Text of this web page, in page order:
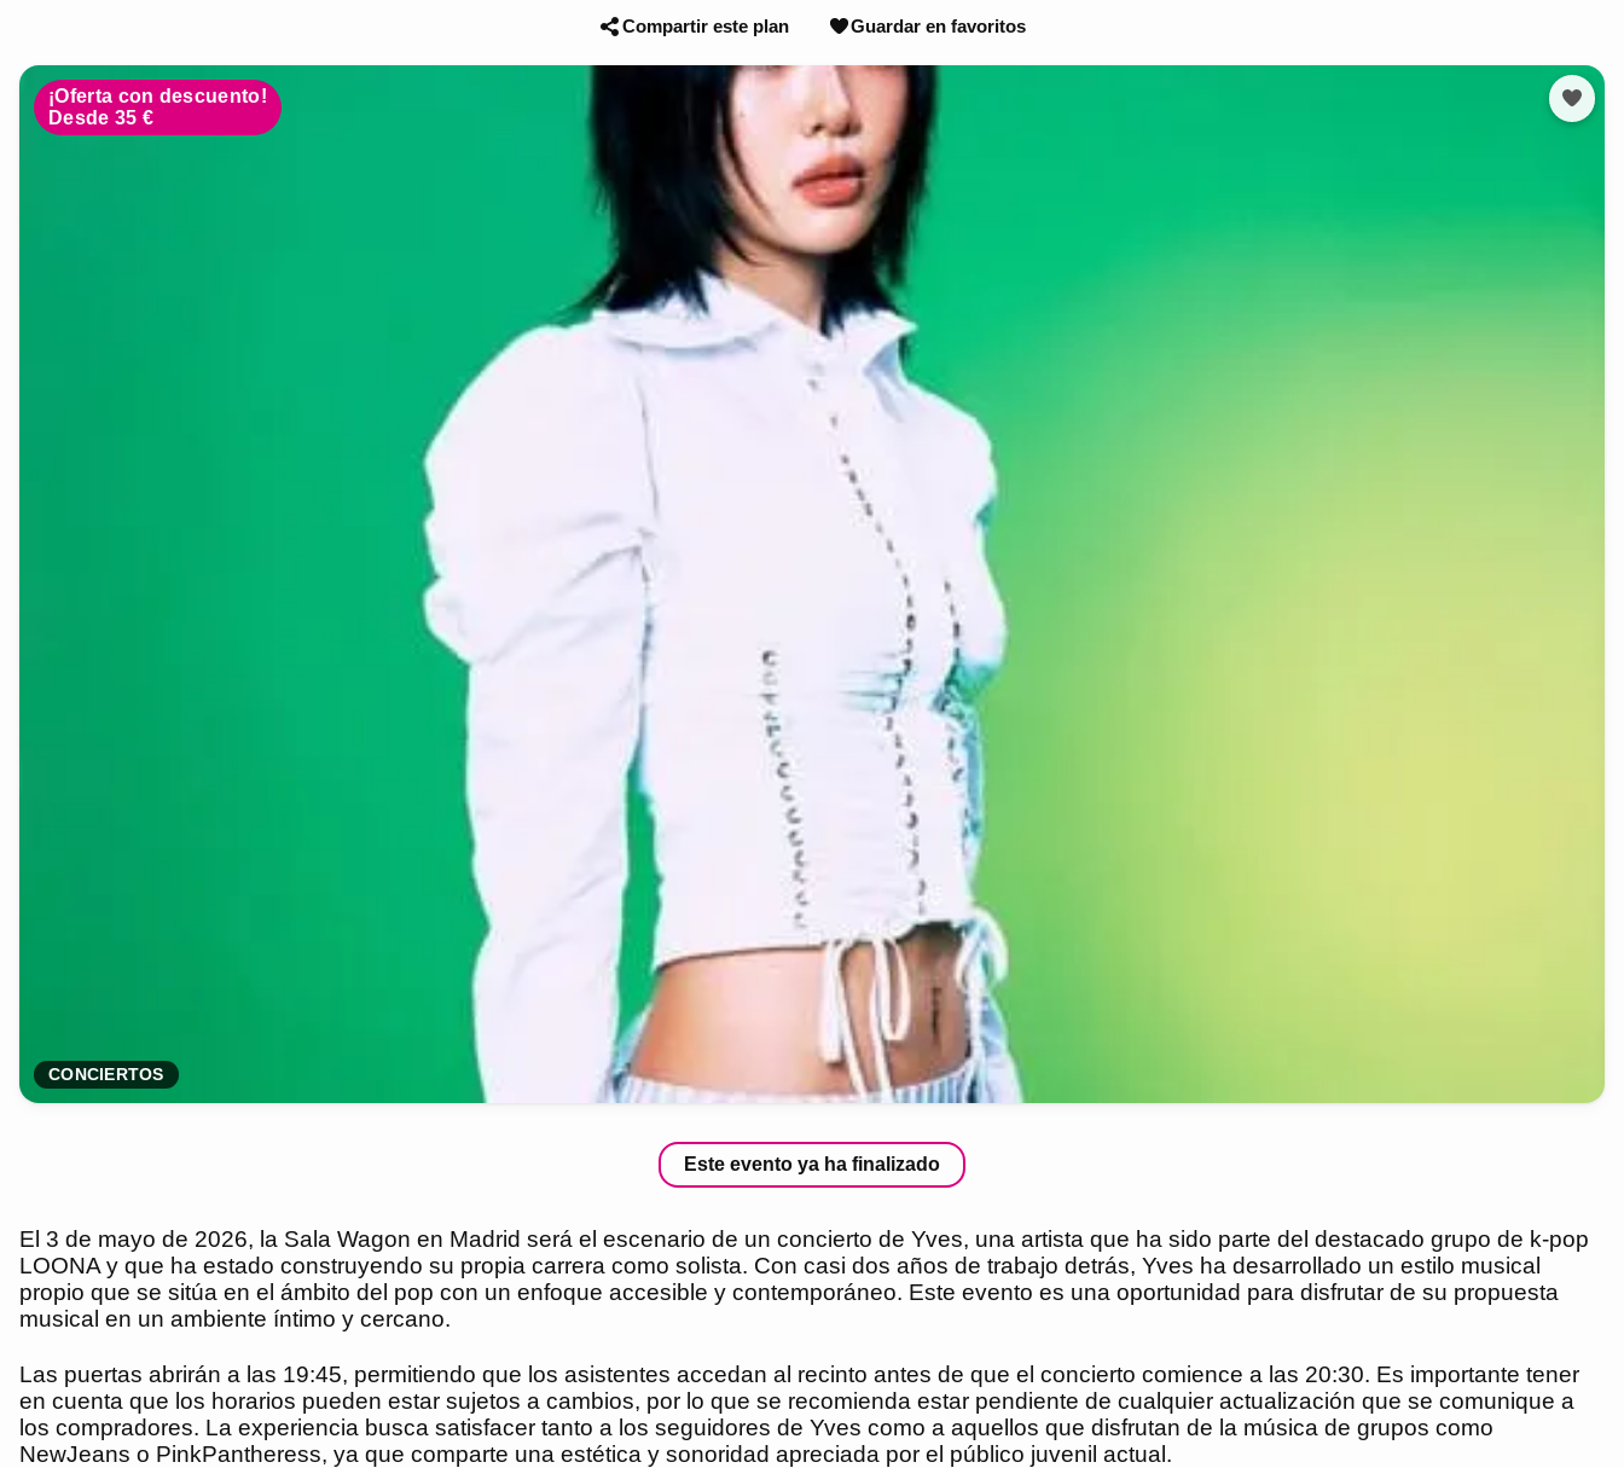
Compartir este plan Guardar en favoritos
¡Oferta con descuento!
Desde 35 €
CONCIERTOS
Este evento ya ha finalizado
El 3 de mayo de 2026, la Sala Wagon en Madrid será el escenario de un concierto de Yves, una artista que ha sido parte del destacado grupo de k-pop
LOONA y que ha estado construyendo su propia carrera como solista. Con casi dos años de trabajo detrás, Yves ha desarrollado un estilo musical
propio que se sitúa en el ámbito del pop con un enfoque accesible y contemporáneo. Este evento es una oportunidad para disfrutar de su propuesta
musical en un ambiente íntimo y cercano.
Las puertas abrirán a las 19:45, permitiendo que los asistentes accedan al recinto antes de que el concierto comience a las 20:30. Es importante tener
en cuenta que los horarios pueden estar sujetos a cambios, por lo que se recomienda estar pendiente de cualquier actualización que se comunique a
los compradores. La experiencia busca satisfacer tanto a los seguidores de Yves como a aquellos que disfrutan de la música de grupos como
NewJeans o PinkPantheress, ya que comparte una estética y sonoridad apreciada por el público juvenil actual.